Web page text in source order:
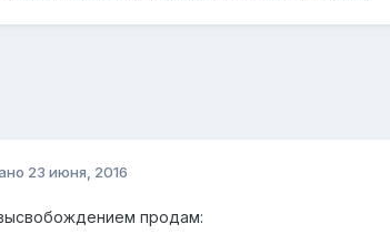
23 июня, 2016
продам: